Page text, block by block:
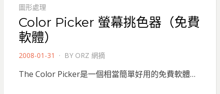
圖形處理
Color Picker 螢幕挑色器（免費
軟體）
POSTED
2008-01-31 BY ORZ 網摘
The Color Picker是一個相當簡單好用的免費軟體…